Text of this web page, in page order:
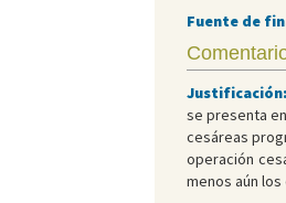
Fuente de
Justificación:
se presenta
cesáreas
operación
menos aún